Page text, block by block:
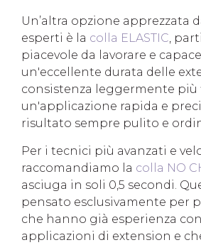
Un’altra opzione apprezzata
esperti è la colla ELASTIC ,
piacevole da lavorare e
un'eccellente durata delle
consistenza leggermente
un'applicazione rapida e
risultato sempre pulito e
Per i tecnici più avanzati e
raccomandiamo la colla NO
asciuga in soli 0,5 secondi.
pensato esclusivamente per
che hanno già esperienza
applicazioni di extension e